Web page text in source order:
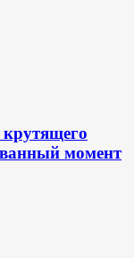
момент